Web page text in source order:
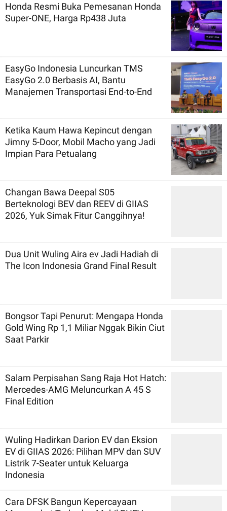
Honda Resmi Buka Pemesanan Honda
Super-ONE, Harga Rp438 Juta
EasyGo Indonesia Luncurkan TMS
EasyGo 2.0 Berbasis AI, Bantu
Manajemen Transportasi End-to-End
Ketika Kaum Hawa Kepincut dengan
Jimny 5-Door, Mobil Macho yang Jadi
Impian Para Petualang
Changan Bawa Deepal S05
Berteknologi BEV dan REEV di GIIAS
2026, Yuk Simak Fitur Canggihnya!
Dua Unit Wuling Aira ev Jadi Hadiah di
The Icon Indonesia Grand Final Result
Bongsor Tapi Penurut: Mengapa Honda
Gold Wing Rp 1,1 Miliar Nggak Bikin Ciut
Saat Parkir
Salam Perpisahan Sang Raja Hot Hatch:
Mercedes-AMG Meluncurkan A 45 S
Final Edition
Wuling Hadirkan Darion EV dan Eksion
EV di GIIAS 2026: Pilihan MPV dan SUV
Listrik 7-Seater untuk Keluarga
Indonesia
Cara DFSK Bangun Kepercayaan